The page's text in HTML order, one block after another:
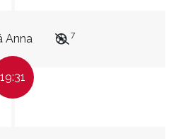
Anna 7
19:31